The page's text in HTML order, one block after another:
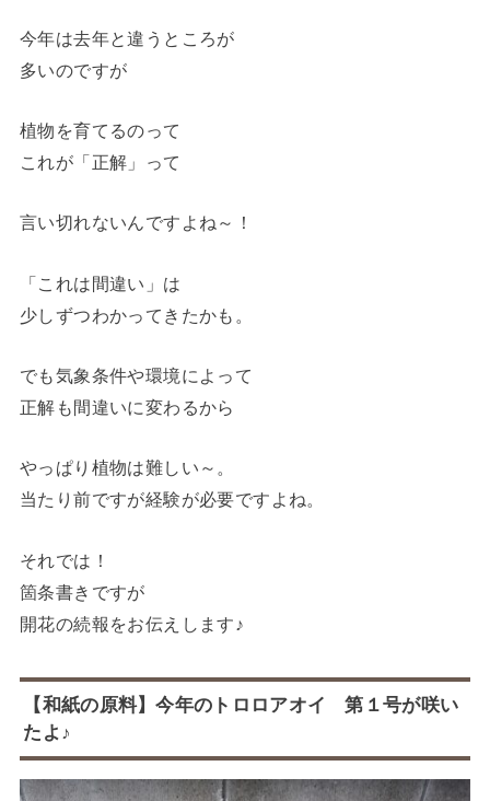
今年は去年と違うところが
多いのですが
植物を育てるのって
これが「正解」って
言い切れないんですよね～！
「これは間違い」は
少しずつわかってきたかも。
でも気象条件や環境によって
正解も間違いに変わるから
やっぱり植物は難しい～。
当たり前ですが経験が必要ですよね。
それでは！
箇条書きですが
開花の続報をお伝えします♪
【和紙の原料】今年のトロロアオイ 第１号が咲い
たよ♪